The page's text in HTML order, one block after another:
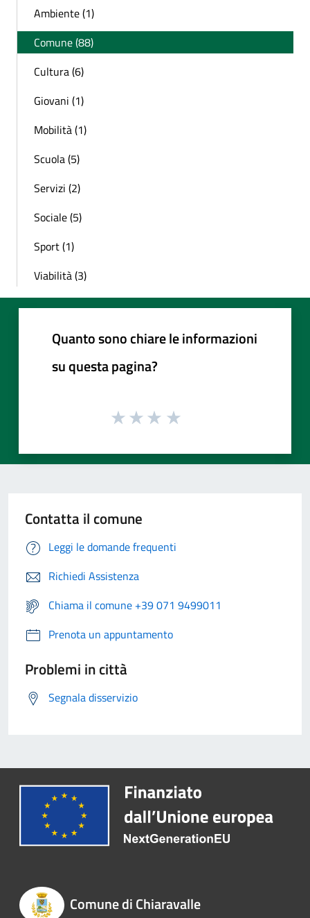
Ambiente (1)
Comune (88)
Cultura (6)
Giovani (1)
Mobilità (1)
Scuola (5)
Servizi (2)
Sociale (5)
Sport (1)
Viabilità (3)
Quanto sono chiare le informazioni
su questa pagina?
Contatta il comune
Leggi le domande frequenti
Richiedi Assistenza
Chiama il comune +39 071 9499011
Prenota un appuntamento
Problemi in città
Segnala disservizio
Comune di Chiaravalle